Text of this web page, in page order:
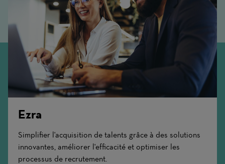
Ezra
Simplifier l'acquisition de talents grâce à des solutions
innovantes, améliorer l'efficacité et optimiser les
processus de recrutement.